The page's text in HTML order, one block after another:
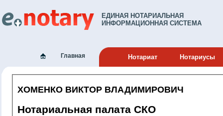
ЕДИНАЯ НОТАРИАЛЬНАЯ
ИНФОРМАЦИОННАЯ СИСТЕМА
Главная Нотариат Нотариусы
ХОМЕНКО ВИКТОР ВЛАДИМИРОВИЧ
Нотариальная палата СКО